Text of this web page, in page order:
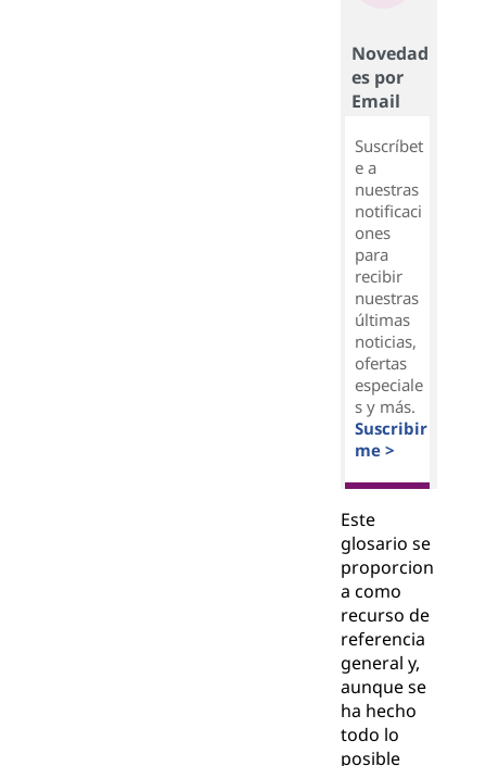
Novedad
es por
Email
Suscríbet
e a
nuestras
notificaci
ones
para
recibir
nuestras
últimas
noticias,
ofertas
especiale
s y más.
Suscribir
me >
Este
glosario se
proporcion
a como
recurso de
referencia
general y,
aunque se
ha hecho
todo lo
posible